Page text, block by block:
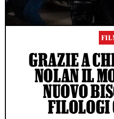
GRAZIE A
NOLAN IL
NUOVO
FILOLOGI